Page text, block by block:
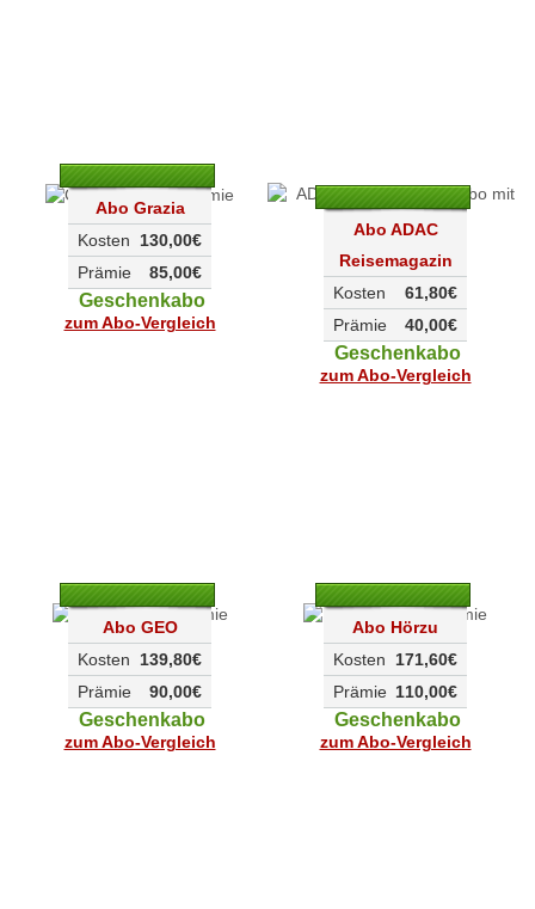
Abo Grazia
130,00€
Kosten
85,00€
Prämie
Geschenkabo
zum Abo-Vergleich
Abo ADAC
Reisemagazin
61,80€
Kosten
40,00€
Prämie
Geschenkabo
zum Abo-Vergleich
Abo GEO
139,80€
Kosten
90,00€
Prämie
Geschenkabo
zum Abo-Vergleich
Abo Hörzu
171,60€
Kosten
110,00€
Prämie
Geschenkabo
zum Abo-Vergleich